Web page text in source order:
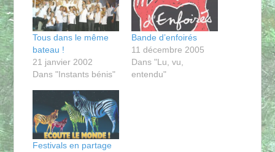
Tous dans le même
bateau !
21 janvier 2002
Dans "Instants bénis"
Bande d’enfoirés
11 décembre 2005
Dans "Lu, vu,
entendu"
Festivals en partage